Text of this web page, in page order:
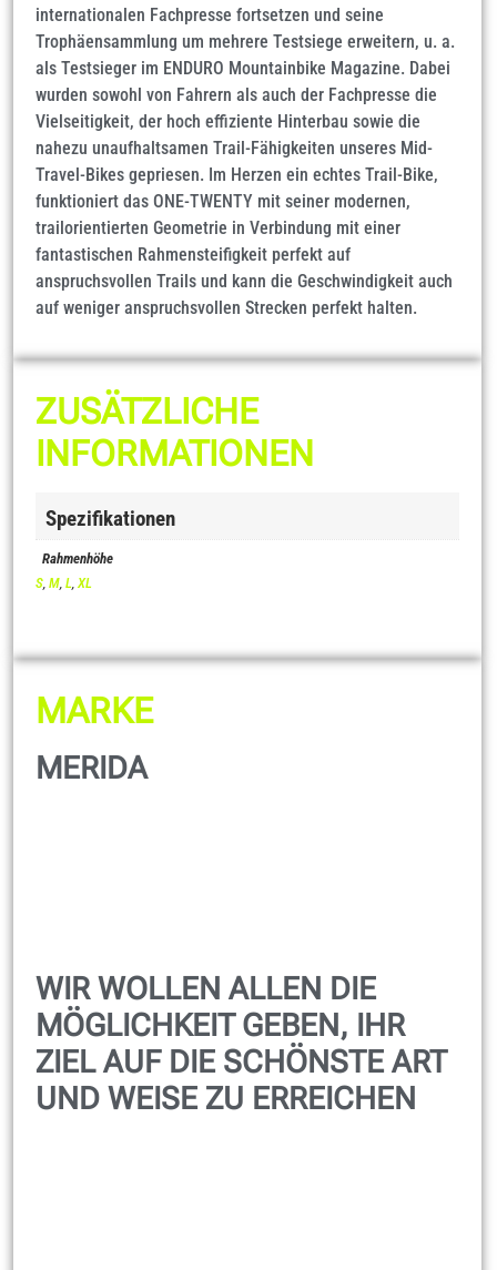
internationalen Fachpresse fortsetzen und seine
Trophäensammlung um mehrere Testsiege erweitern, u. a.
als Testsieger im ENDURO Mountainbike Magazine. Dabei
wurden sowohl von Fahrern als auch der Fachpresse die
Vielseitigkeit, der hoch effiziente Hinterbau sowie die
nahezu unaufhaltsamen Trail-Fähigkeiten unseres Mid-
Travel-Bikes gepriesen. Im Herzen ein echtes Trail-Bike,
funktioniert das ONE-TWENTY mit seiner modernen,
trailorientierten Geometrie in Verbindung mit einer
fantastischen Rahmensteifigkeit perfekt auf
anspruchsvollen Trails und kann die Geschwindigkeit auch
auf weniger anspruchsvollen Strecken perfekt halten.
ZUSÄTZLICHE
INFORMATIONEN
Spezifikationen
Rahmenhöhe
S, M, L, XL
MARKE
MERIDA
WIR WOLLEN ALLEN DIE
MÖGLICHKEIT GEBEN, IHR
ZIEL AUF DIE SCHÖNSTE ART
UND WEISE ZU ERREICHEN